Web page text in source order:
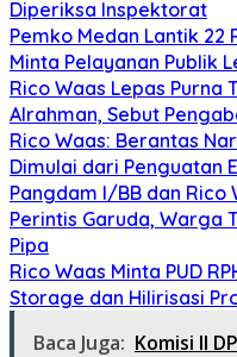
Diperiksa Inspektorat
Pemko Medan Lantik 22
Minta Pelayanan Publik
Rico Waas Lepas Purna
Alrahman, Sebut
Rico Waas: Berantas
Dimulai dari Penguatan
Pangdam I/BB dan Rico
Perintis Garuda, Warga
Pipa
Rico Waas Minta PUD
Storage dan Hilirisasi
Baca Juga: Komisi II